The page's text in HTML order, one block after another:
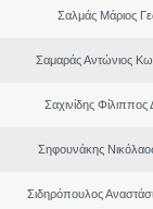
Σαλμάς Μάριος
Σαμαράς Αντώνιος
Σαχινίδης Φίλιππος
Σηφουνάκης
Σιδηρόπουλος